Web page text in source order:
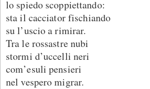
lo spiedo scoppiettando:
sta il cacciator fischiando
su l’uscio a rimirar.
Tra le rossastre nubi
stormi d’uccelli neri
com’esuli pensieri
nel vespero migrar.